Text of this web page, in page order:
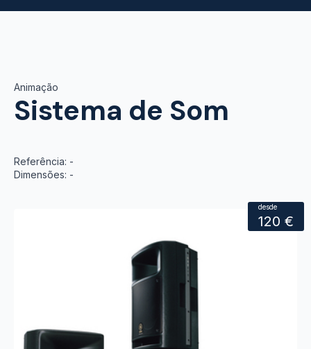
Animação
Sistema de Som
Referência: -
Dimensões: -
desde
120 €